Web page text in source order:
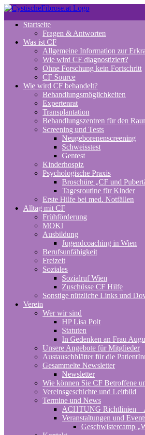
Zum
springenStartseite
Fragen & Antworten
Was ist CF
Allgemeine Information zur
Wie wird CF diagnostiziert?
Ohne Forschung kein Fortschritt
CF Source
Wie wird CF behandelt?
Behandlungsmöglichkeiten
Expertenrat
Transplantation
Behandlungszentren für den
Screening und Tests
Neugeborenenscreening
Schweisstest
Gentest
Kinderhospiz
Psychologische Praxis
Broschüre „CF und
Tagesroutine für Kinder
Erste Hilfe bei med. Notfällen
Alltag mit CF
Frühförderung
MOKI
Ausbildung
Jugendcoaching in Wien
Berufsunfähigkeit
Freizeit
Soziales
Sozialruf Wien
Zuschüsse CF Hilfe
Sonstige nützliche Links und
Verein
Wer wir sind
HP Lisa Polt
Statuten
In Gedenken an Frau
Unsere Angebote für Mitglieder
Austauschblätter für die
Gesammelte Newsletter
Newsletter
Wie können Sie CF Betroffene
Vereinsgeschichte und Leitbild
Termine und News
ACHTUNG Richtlinien –
Veranstaltungen und
Geschwistercamp